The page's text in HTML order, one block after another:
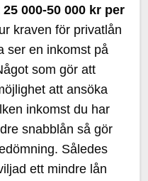
000-50 000 kr per
kraven för privatlån
ser en inkomst på
som gör att
att ansöka
inkomst du har
snabblån så gör
Således
ett mindre lån